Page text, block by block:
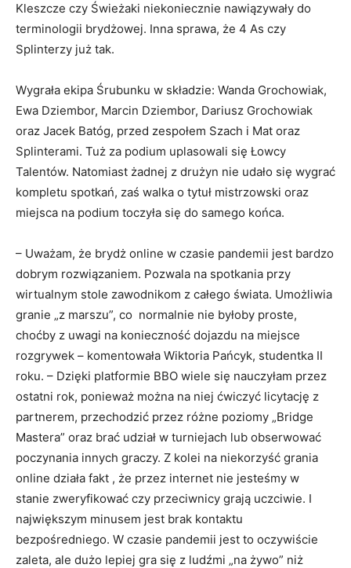
Kleszcze czy Świeżaki niekoniecznie nawiązywały do
terminologii brydżowej. Inna sprawa, że 4 As czy
Splinterzy już tak.
Wygrała ekipa Śrubunku w składzie: Wanda Grochowiak,
Ewa Dziembor, Marcin Dziembor, Dariusz Grochowiak
oraz Jacek Batóg, przed zespołem Szach i Mat oraz
Splinterami. Tuż za podium uplasowali się Łowcy
Talentów. Natomiast żadnej z drużyn nie udało się wygrać
kompletu spotkań, zaś walka o tytuł mistrzowski oraz
miejsca na podium toczyła się do samego końca.
– Uważam, że brydż online w czasie pandemii jest bardzo
dobrym rozwiązaniem. Pozwala na spotkania przy
wirtualnym stole zawodnikom z całego świata. Umożliwia
granie „z marszu”, co normalnie nie byłoby proste,
choćby z uwagi na konieczność dojazdu na miejsce
rozgrywek – komentowała Wiktoria Pańcyk, studentka II
roku. – Dzięki platformie BBO wiele się nauczyłam przez
ostatni rok, ponieważ można na niej ćwiczyć licytację z
partnerem, przechodzić przez różne poziomy „Bridge
Mastera” oraz brać udział w turniejach lub obserwować
poczynania innych graczy. Z kolei na niekorzyść grania
online działa fakt , że przez internet nie jesteśmy w
stanie zweryfikować czy przeciwnicy grają uczciwie. I
największym minusem jest brak kontaktu
bezpośredniego. W czasie pandemii jest to oczywiście
zaleta, ale dużo lepiej gra się z ludźmi „na żywo” niż